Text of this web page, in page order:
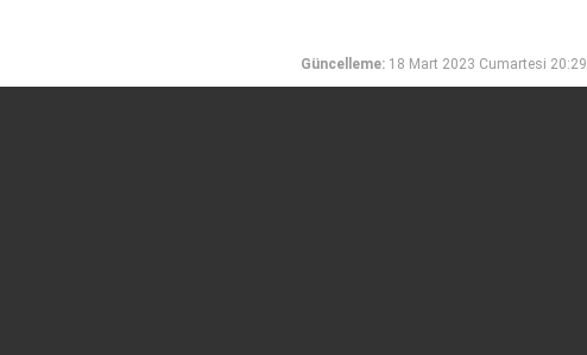
Güncelleme: 18 Mart 2023 Cumartesi 20:29